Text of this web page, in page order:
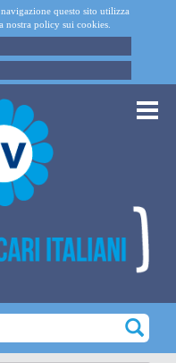
questo sito utilizza
nostra policy sui cookies.